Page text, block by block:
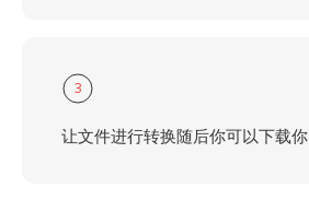
3
让文件进行转换随后你可以下载